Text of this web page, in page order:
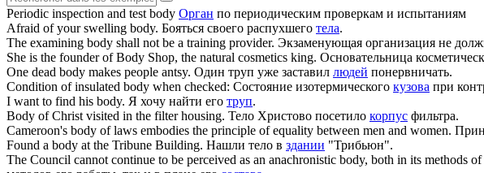
Periodic inspection and test body Орган по периодическим проверкам и испытаниям
Afraid of your swelling body. Бояться своего распухшего тела.
The examining body shall not be a training provider. Экзаменующая организация не
She is the founder ofBody Shop, the natural cosmetics king. Основательница
One dead body makes people antsy. Один труп уже заставил людей понервничать.
Condition of insulated body when checked: Состояние изотермического кузова при
I want to find his body. Я хочу найти его труп.
Body of Christ visited in the filter housing. Тело Христово посетило корпус фильтра.
Cameroon's body of laws embodies the principle of equality between men and women.
Found a body at the Tribune Building. Нашли тело в здании "Трибьюн".
The Council cannot continue to be perceived as an anachronistic body, both in its methods